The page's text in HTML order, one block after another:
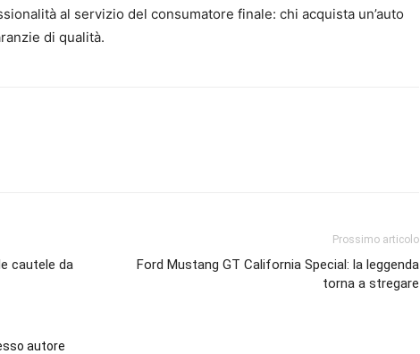
al servizio del consumatore finale: chi acquista un’auto
di qualità.
cautele da
Prossimo articolo
Ford Mustang GT California Special: la leggenda
torna a stregare
autore